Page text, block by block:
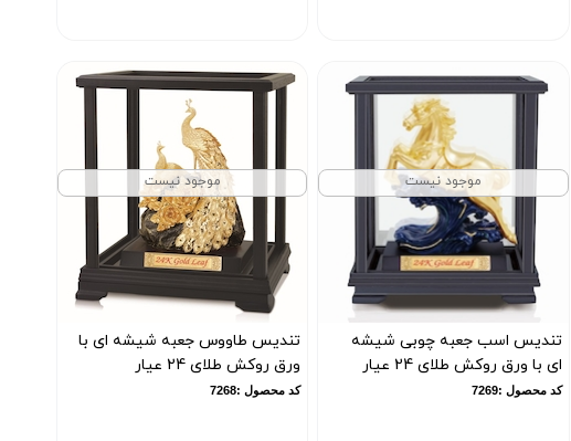
موجود نیست
تندیس اسب جعبه چوبی شیشه
ای با ورق روکش طلای 24 عیار
کد محصول :7269
موجود نیست
تندیس طاووس جعبه شیشه ای با
ورق روکش طلای 24 عیار
کد محصول :7268